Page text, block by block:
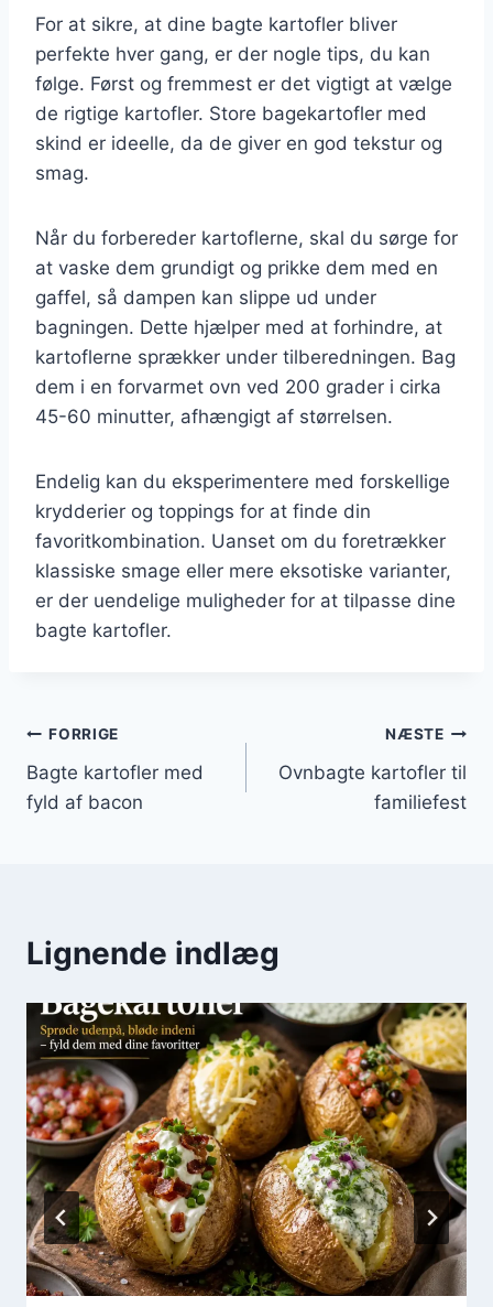
For at sikre, at dine bagte kartofler bliver
perfekte hver gang, er der nogle tips, du kan
følge. Først og fremmest er det vigtigt at vælge
de rigtige kartofler. Store bagekartofler med
skind er ideelle, da de giver en god tekstur og
smag.
Når du forbereder kartoflerne, skal du sørge for
at vaske dem grundigt og prikke dem med en
gaffel, så dampen kan slippe ud under
bagningen. Dette hjælper med at forhindre, at
kartoflerne sprækker under tilberedningen. Bag
dem i en forvarmet ovn ved 200 grader i cirka
45-60 minutter, afhængigt af størrelsen.
Endelig kan du eksperimentere med forskellige
krydderier og toppings for at finde din
favoritkombination. Uanset om du foretrækker
klassiske smage eller mere eksotiske varianter,
er der uendelige muligheder for at tilpasse dine
bagte kartofler.
Indlægsnavigation
FORRIGE
Bagte kartofler med
fyld af bacon
NÆSTE
Ovnbagte kartofler til
familiefest
Lignende indlæg